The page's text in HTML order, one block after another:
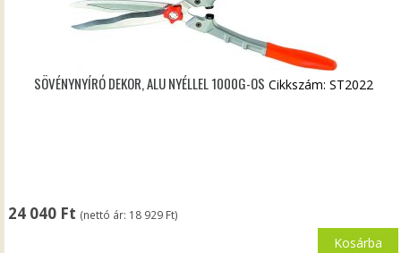
SÖVÉNYNYÍRÓ DEKOR, ALU NYÉLLEL 1000G-OS
24 040 Ft (nettó ár: 18 929 Ft)
Cikkszám: ST2022
Kosárba